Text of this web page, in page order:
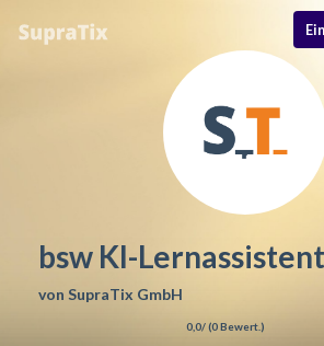
bsw KI-
von SupraTix GmbH
0,0/ (0 Bewert.)